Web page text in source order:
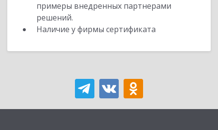
примеры внедренных партнерами
решений.
Наличие у фирмы сертификата